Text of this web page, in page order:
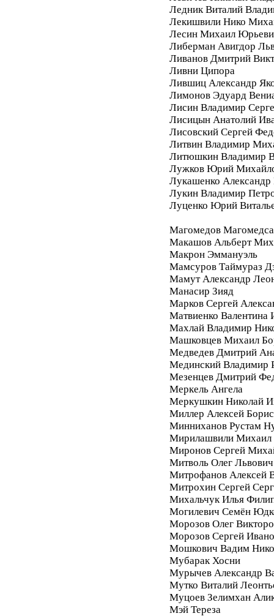
Ледник Виталий
Лекишвили Нико
Лесин Михаил
Либерман Авигдор
Ливанов Дмитрий
Ливни Ципора
Лившиц Александр
Лимонов Эдуард
Лисин Владимир
Лисицын Анатолий
Лисовский Сергей
Литвин Владимир
Литюшкин Владимир
Лужков Юрий
Лукашенко Александр
Лукин Владимир
Луценко Юрий
Магомедов
Макашов Альберт
Макрон Эммануэль
Мамсуров Таймураз
Мамут Александр
Манасир Зияд
Марков Сергей
Матвиенко Валентина
Махлай Владимир
Машковцев Михаил
Медведев Дмитрий
Мединский Владимир
Мезенцев Дмитрий
Меркель Ангела
Меркушкин Николай
Миллер Алексей
Минниханов Рустам
Мирилашвили Михаил
Миронов Сергей
Митволь Олег Львович
Митрофанов Алексей
Митрохин Сергей
Михальчук Илья
Могилевич Семён
Морозов Олег
Морозов Сергей
Мошкович Вадим
Мубарак Хосни
Мурычев Александр
Мутко Виталий
Муцоев Зелимхан
Мэй Тереза